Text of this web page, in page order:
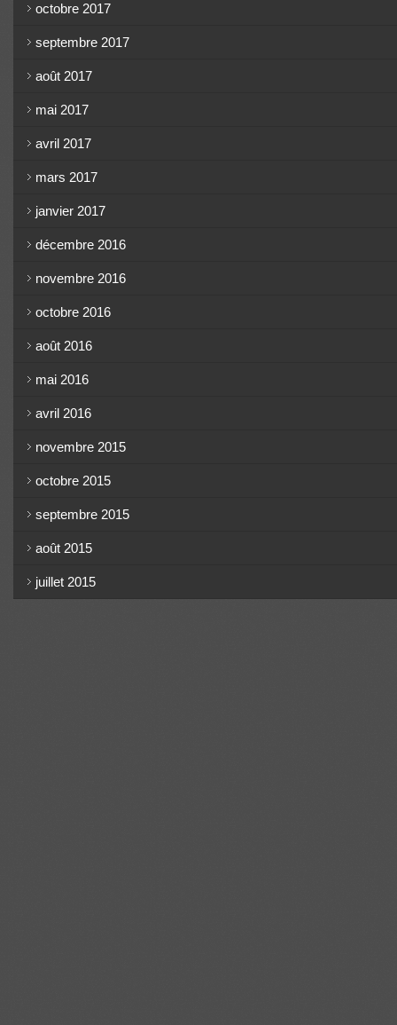
octobre 2017
septembre 2017
août 2017
mai 2017
avril 2017
mars 2017
janvier 2017
décembre 2016
novembre 2016
octobre 2016
août 2016
mai 2016
avril 2016
novembre 2015
octobre 2015
septembre 2015
août 2015
juillet 2015